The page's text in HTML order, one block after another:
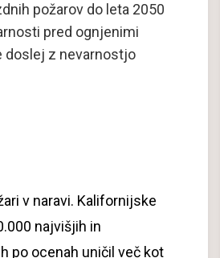
požarov do leta 2050
pred ognjenimi
doslej z nevarnostjo
v naravi. Kalifornijske
najvišjih in
po ocenah uničil več kot